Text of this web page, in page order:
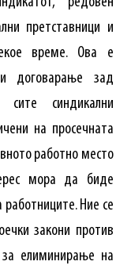
претставници и
време. Ова е
договарање зад
синдикални
на просечната
работно место
мора да биде
работниците. Ние се
закони против
елиминирање на